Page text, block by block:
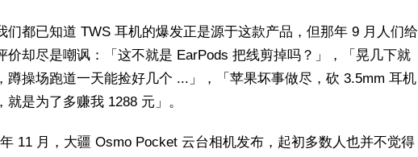
们都已知道 TWS 耳机的爆发正是源于这款产品，但那年 9 月人们给
价却尽是嘲讽：「这不就是 EarPods 把线剪掉吗？」，「晃几下就
蹲操场跑道一天能捡好几个 ...」，「苹果坏事做尽，砍 3.5mm 耳机
就是为了多赚我 1288 元」。
11 月，大疆 Osmo Pocket 云台相机发布，起初多数人也并不觉得